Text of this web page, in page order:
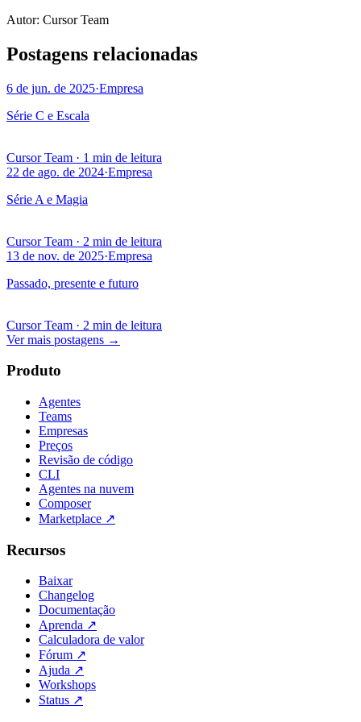
Autor: Cursor Team
Postagens relacionadas
6 de jun. de 2025·Empresa
Série C e Escala
Cursor Team · 1 min de leitura
22 de ago. de 2024·Empresa
Série A e Magia
Cursor Team · 2 min de leitura
13 de nov. de 2025·Empresa
Passado, presente e futuro
Cursor Team · 2 min de leitura
Ver mais postagens →
Produto
Agentes
Teams
Empresas
Preços
Revisão de código
CLI
Agentes na nuvem
Composer
Marketplace ↗
Recursos
Baixar
Changelog
Documentação
Aprenda ↗
Calculadora de valor
Fórum ↗
Ajuda ↗
Workshops
Status ↗